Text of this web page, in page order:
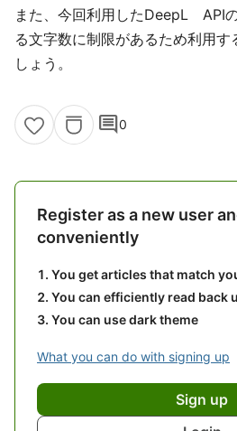
また、今回利用したDeepL API
る文字数に制限があるため利用す
しょう。
comment0
Register as a new user
conveniently
You get articles that match
You can efficiently read back
You can use dark theme
What you can do with signing up
Sign up